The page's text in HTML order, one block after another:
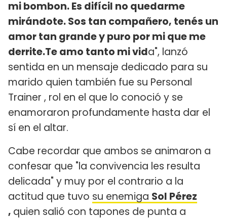
mi bombon. Es difícil no quedarme
mirándote. Sos tan compañero, tenés un
amor tan grande y puro por mi que me
derrite.Te amo tanto mi vida", lanzó
sentida en un mensaje dedicado para su
marido quien también fue su Personal
Trainer , rol en el que lo conoció y se
enamoraron profundamente hasta dar el
sí en el altar.
Cabe recordar que ambos se animaron a
confesar que "la convivencia les resulta
delicada" y muy por el contrario a la
actitud que tuvo su enemiga Sol Pérez
, quien salió con tapones de punta a